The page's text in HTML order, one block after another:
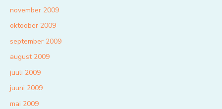
november 2009
oktoober 2009
september 2009
august 2009
juuli 2009
juuni 2009
mai 2009